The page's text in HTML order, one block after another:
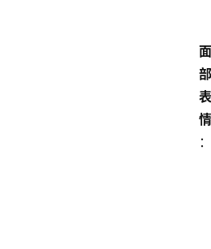
面
部
表
情
：